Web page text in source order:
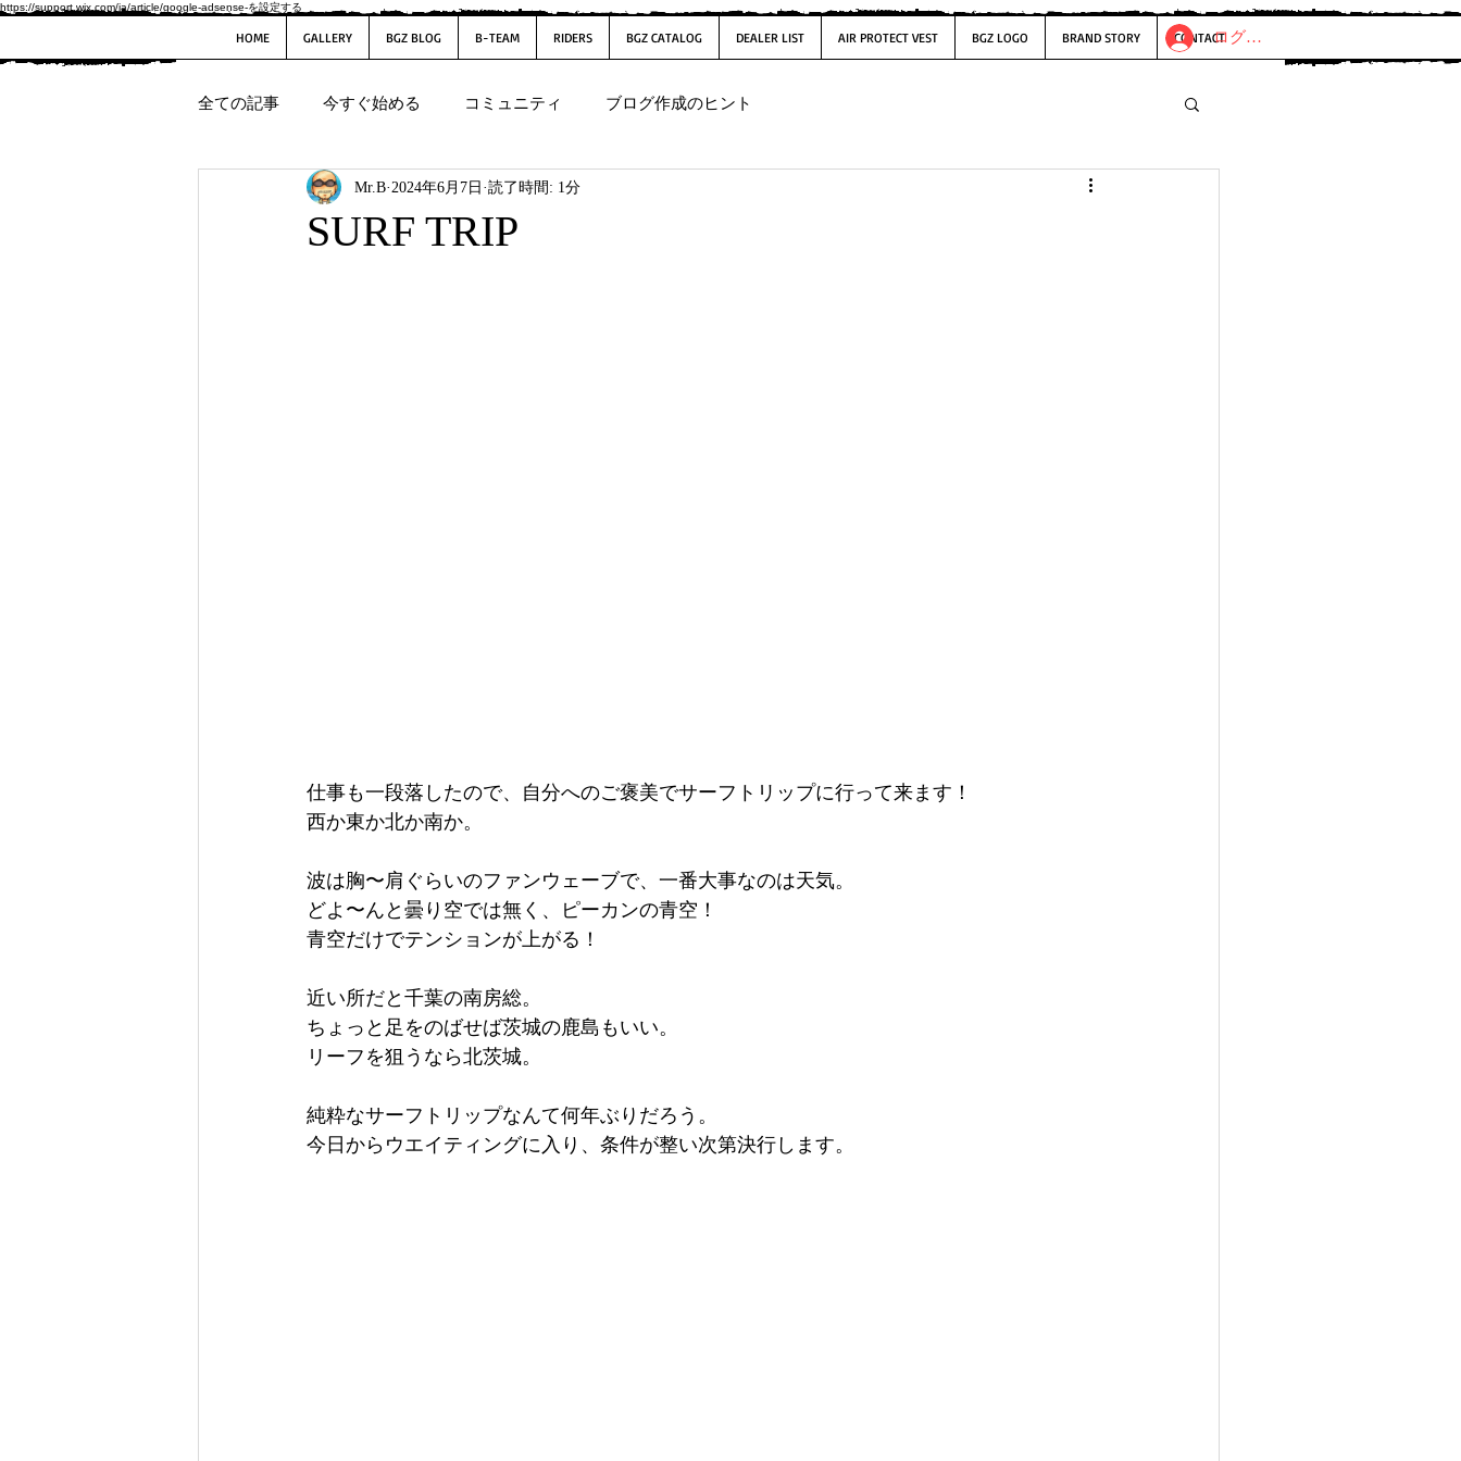
https://support.wix.com/ja/article/google-adsense-を設定する
HOME GALLERY BGZ BLOG B-TEAM RIDERS BGZ CATALOG DEALER LIST AIR PROTECT VEST BGZ LOGO BRAND STORY CONTACTログイン
全ての記事 今すぐ始める コミュニティ ブログ作成のヒント
SURF TRIP
Mr.B 2024年6月7日 読了時間: 1分
仕事も一段落したので、自分へのご褒美でサーフトリップに行って来ます！
西か東か北か南か。
波は胸〜肩ぐらいのファンウェーブで、一番大事なのは天気。
どよ〜んと曇り空では無く、ピーカンの青空！
青空だけでテンションが上がる！
近い所だと千葉の南房総。
ちょっと足をのばせば茨城の鹿島もいい。
リーフを狙うなら北茨城。
純粋なサーフトリップなんて何年ぶりだろう。
今日からウエイティングに入り、条件が整い次第決行します。